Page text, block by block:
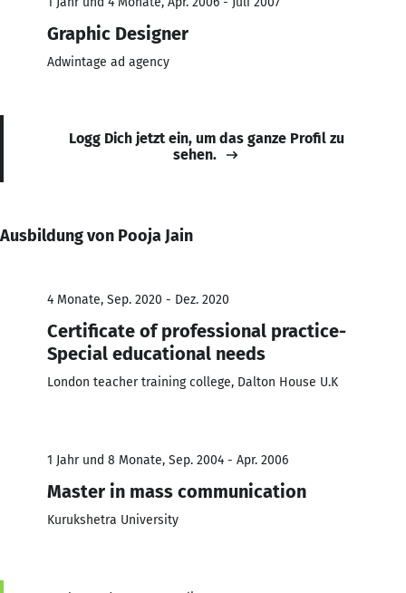
Graphic Designer
Adwintage ad agency
Logg Dich jetzt ein, um das ganze Profil zu
sehen.
Ausbildung von Pooja Jain
4 Monate, Sep. 2020 - Dez. 2020
Certificate of professional practice-
Special educational needs
London teacher training college, Dalton House U.K
1 Jahr und 8 Monate, Sep. 2004 - Apr. 2006
Master in mass communication
Kurukshetra University